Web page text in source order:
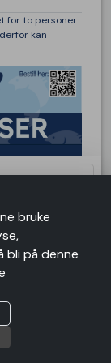
for to personer.
kan
bruke
bli på denne